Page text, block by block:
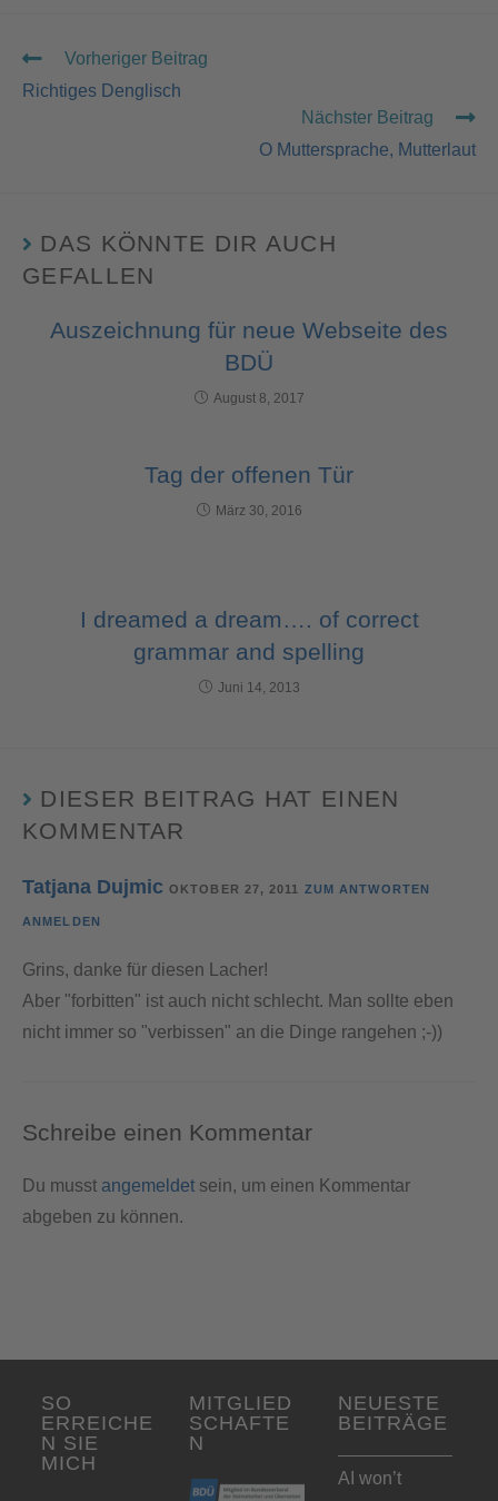
Vorheriger Beitrag
Richtiges Denglisch
Nächster Beitrag
O Muttersprache, Mutterlaut
DAS KÖNNTE DIR AUCH
GEFALLEN
Auszeichnung für neue Webseite des
BDÜ
August 8, 2017
Tag der offenen Tür
März 30, 2016
I dreamed a dream…. of correct
grammar and spelling
Juni 14, 2013
DIESER BEITRAG HAT EINEN
KOMMENTAR
Tatjana Dujmic OKTOBER 27, 2011 ZUM ANTWORTEN
ANMELDEN
Grins, danke für diesen Lacher!
Aber "forbitten" ist auch nicht schlecht. Man sollte eben
nicht immer so "verbissen" an die Dinge rangehen ;-))
Schreibe einen Kommentar
Du musst angemeldet sein, um einen Kommentar
abgeben zu können.
SO
ERREICHE
N SIE
MICH
MITGLIED
SCHAFTE
N
NEUESTE
BEITRÄGE
AI won’t